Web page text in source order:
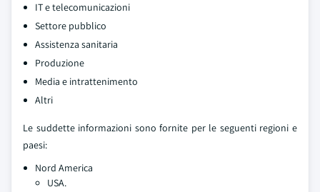
IT e telecomunicazioni
Settore pubblico
Assistenza sanitaria
Produzione
Media e intrattenimento
Altri
Le suddette informazioni sono fornite per le seguenti regioni e
paesi:
Nord America
USA.